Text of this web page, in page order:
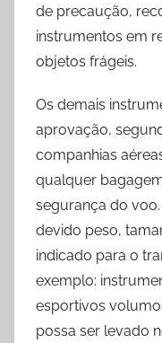
de precaução,
instrumentos em
objetos frágeis.
Os demais
aprovação,
companhias
qualquer
segurança do
devido peso,
indicado para o
exemplo:
esportivos
possa ser levado